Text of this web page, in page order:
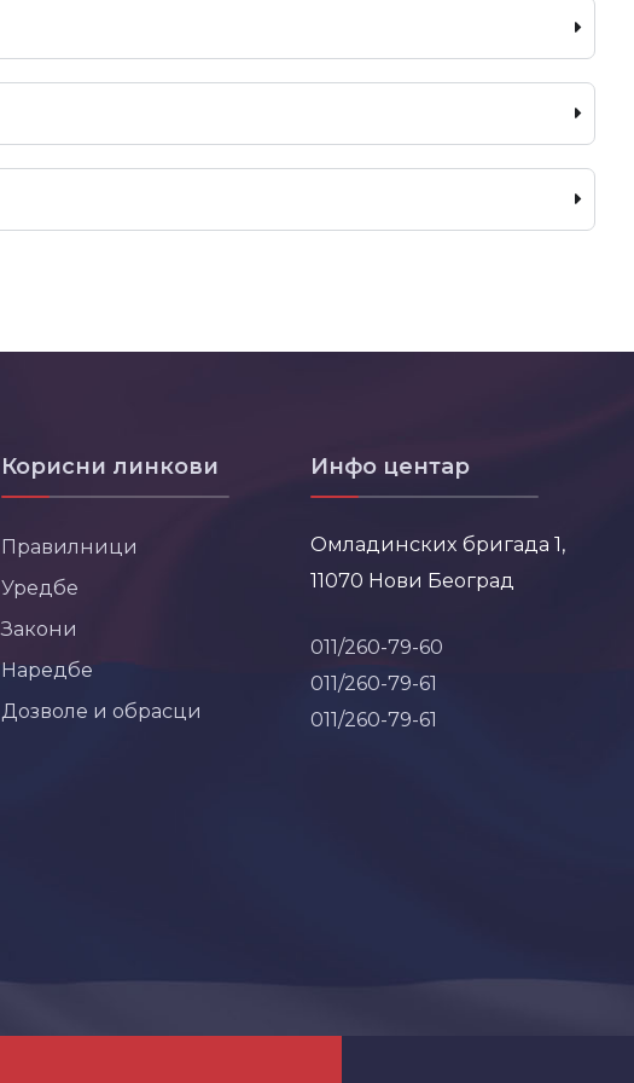
Корисни линкови
Правилници
Уредбе
Закони
Наредбе
Дозволе и обрасци
Инфо центар
Омладинских бригада 1,
11070 Нови Београд
011/260-79-60
011/260-79-61
011/260-79-61